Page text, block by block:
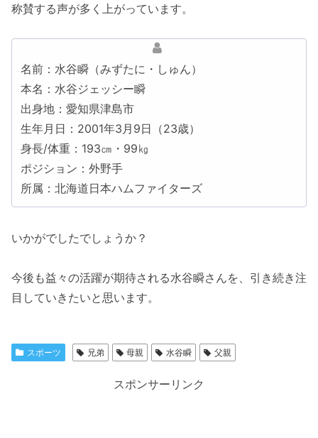
称賛する声が多く上がっています。
名前：水谷瞬（みずたに・しゅん）
本名：水谷ジェッシー瞬
出身地：愛知県津島市
生年月日：2001年3月9日（23歳）
身長/体重：193㎝・99㎏
ポジション：外野手
所属：北海道日本ハムファイターズ
いかがでしたでしょうか？
今後も益々の活躍が期待される水谷瞬さんを、引き続き注
目していきたいと思います。
スポーツ 兄弟 母親 水谷瞬 父親
スポンサーリンク